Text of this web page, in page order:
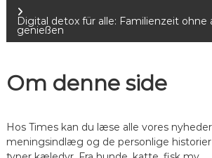
n
d
l
g
Digital detox für alle: Familienzeit ohne
genießen
Om denne side
Hos Times kan du læse alle vores
meningsindlæg og de personlige